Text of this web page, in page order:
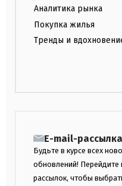
Аналитика рынка
Покупка жилья
Тренды и
E-mail-рассылка
Будьте в курсе всех
обновлений! Перейдите
рассылок, чтобы